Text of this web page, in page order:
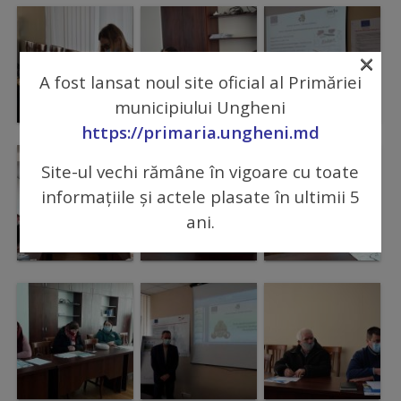
Comisii
de
specialitate
Regulamentul
Consiliului
Calitate
Servicii
Plăți
A fost lansat noul site oficial al Primăriei
municipiului Ungheni
https://primaria.ungheni.md
Site-ul vechi rămâne în vigoare cu toate
informațiile și actele plasate în ultimii 5
ani.
×